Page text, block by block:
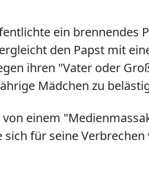
ein brennendes
den Papst mit
ihren "Vater oder
Mädchen zu
einem
für seine